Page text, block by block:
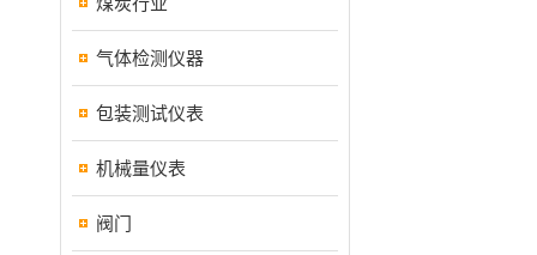
气体检测仪器
包装测试仪表
机械量仪表
阀门